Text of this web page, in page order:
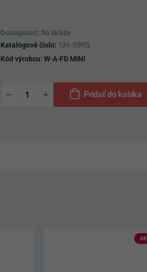
Dostupnosť: Na sklade
Katalógové číslo: 136-099S
Kód výrobcu: W-A-FD MINI
Pridať do košíka